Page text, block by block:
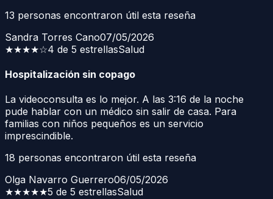
13 personas encontraron útil esta reseña
Sandra Torres Cano07/05/2026
★★★★☆4 de 5 estrellasSalud
Hospitalización sin copago
La videoconsulta es lo mejor. A las 3:16 de la noche
pude hablar con un médico sin salir de casa. Para
familias con niños pequeños es un servicio
imprescindible.
18 personas encontraron útil esta reseña
Olga Navarro Guerrero06/05/2026
★★★★★5 de 5 estrellasSalud